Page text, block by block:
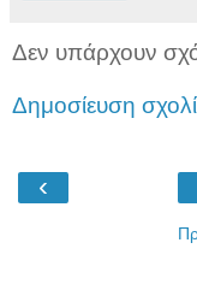
Δεν υπάρχουν
Δημοσίευση
‹